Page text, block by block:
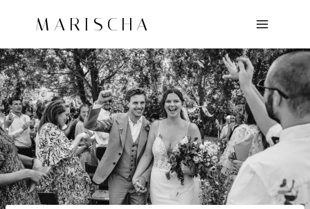
inhoud
MARISCHA